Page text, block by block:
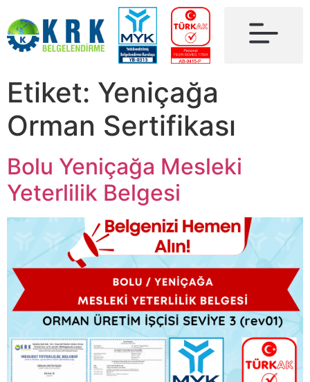
Etiket: Yeniçağa
Orman Sertifikası
Bolu Yeniçağa Mesleki
Yeterlilik Belgesi